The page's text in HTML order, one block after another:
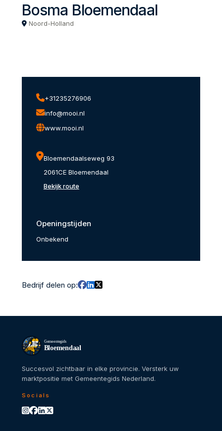
Bosma Bloemendaal
Noord-Holland
+31235276906
info@mooi.nl
www.mooi.nl
Bloemendaalseweg 93
2061CE Bloemendaal
Bekijk route
Openingstijden
Onbekend
Bedrijf delen op:
Gemeentegids
Bloemendaal
Succesvol zichtbaar in elke provincie. Versterk uw
marktpositie met Gemeentegids Nederland.
Socials